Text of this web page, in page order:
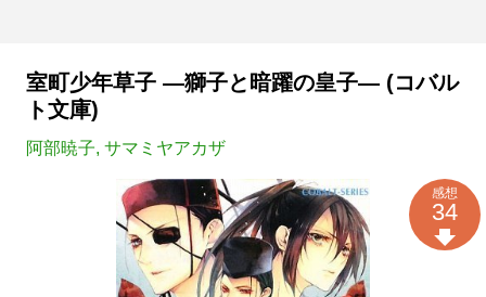
室町少年草子 ―獅子と暗躍の皇子― (コバル
ト文庫)
阿部暁子, サマミヤアカザ
感想
34